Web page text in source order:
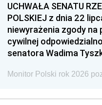
UCHWAŁA SENATU
POLSKIEJ z dnia 22
niewyrażenia zgody na
cywilnej
senatora Wadima
Monitor Polski rok 2026